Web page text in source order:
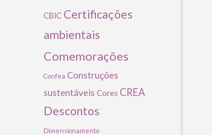
CBIC Certificações
ambientais
Comemorações
Confea Construções
sustentáveis Cores CREA
Descontos
Dimensionamento